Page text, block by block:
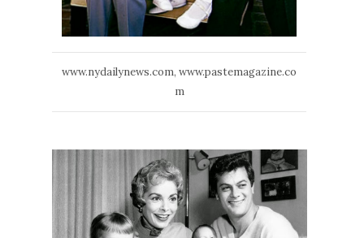
www.nydailynews.com,www.pastemagazine.co
m